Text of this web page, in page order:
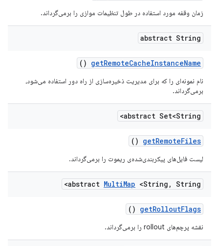
زمان وقفه مورد استفاده در طول تنظیمات موازی را برمی‌گرداند.
abstract String
getRemoteCacheInstanceName
()
نام نمونه‌ای را که برای مدیریت ذخیره‌سازی از راه دور استفاده می‌شود،
برمی‌گرداند.
abstract Set<String>
getRemoteFiles
()
لیست فایل‌های پیکربندی‌شده‌ی ریموت را برمی‌گرداند.
abstract MultiMap <String , String>
getRolloutFlags
()
نقشه پرچم‌های rollout را برمی‌گرداند.